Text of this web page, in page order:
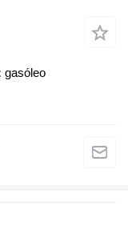
gasóleo